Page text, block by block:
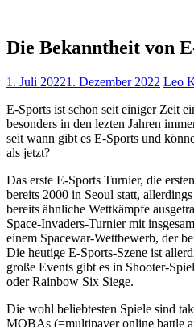
Die Bekanntheit von
1. Juli 20221. Dezember 2022 Leo
E-Sports ist schon seit einiger Zeit
besonders in den lezten Jahren
seit wann gibt es E-Sports und
als jetzt?
Das erste E-Sports Turnier, die
bereits 2000 in Seoul statt,
bereits ähnliche Wettkämpfe
Space-Invaders-Turnier mit
einem Spacewar-Wettbewerb, der
Die heutige E-Sports-Szene ist
große Events gibt es in Shooter-
oder Rainbow Six Siege.
Die wohl beliebtesten Spiele sind
MOBAs (=multipayer online battle